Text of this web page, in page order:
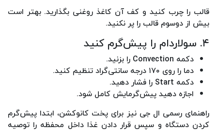
قالب را چرب کنید و کف آن کاغذ روغنی بگذارید. بهتر است
بیش از دوسوم قالب را پر نکنید.
۴. سولاردام را پیش‌گرم کنید
دکمه Convection را بزنید.
دما را روی ۱۷۰ درجه سانتی‌گراد تنظیم کنید.
دکمه Start را فشار دهید.
اجازه دهید پیش‌گرمایش کامل شود.
راهنمای رسمی ال جی نیز برای پخت کانوکشن، ابتدا پیش‌گرم
کردن دستگاه و سپس قرار دادن غذا داخل محفظه را توصیه